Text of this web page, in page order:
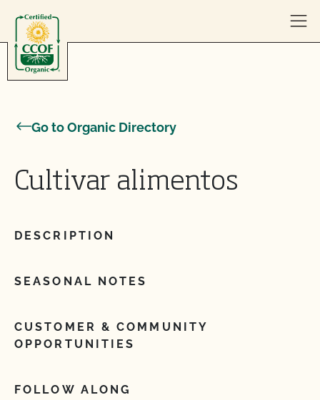
Go to Organic Directory
Cultivar alimentos
DESCRIPTION
SEASONAL NOTES
CUSTOMER & COMMUNITY
OPPORTUNITIES
FOLLOW ALONG